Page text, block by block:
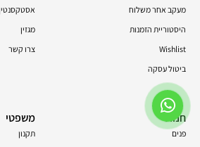
מעקב אחר משלוח
היסטוריית הזמנות
Wishlist
ביטול עסקה
מגזין
צרו קשר
חנות
פנים
משפטי
תקנון